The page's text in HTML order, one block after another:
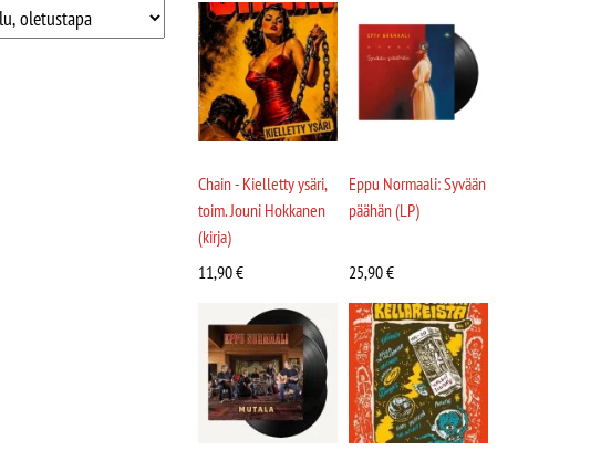
Chain - Kielletty ysäri,
toim. Jouni Hokkanen
(kirja)
11,90€
Eppu Normaali: Syvään
päähän (LP)
25,90€